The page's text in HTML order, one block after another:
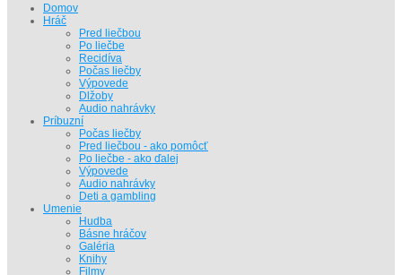
Domov
Hráč
Pred liečbou
Po liečbe
Recidíva
Počas liečby
Výpovede
Dlžoby
Audio nahrávky
Príbuzní
Počas liečby
Pred liečbou - ako pomôcť
Po liečbe - ako ďalej
Výpovede
Audio nahrávky
Deti a gambling
Umenie
Hudba
Básne hráčov
Galéria
Knihy
Filmy